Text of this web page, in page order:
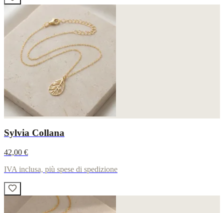
Sylvia Collana
42,00 €
IVA inclusa, più spese di spedizione